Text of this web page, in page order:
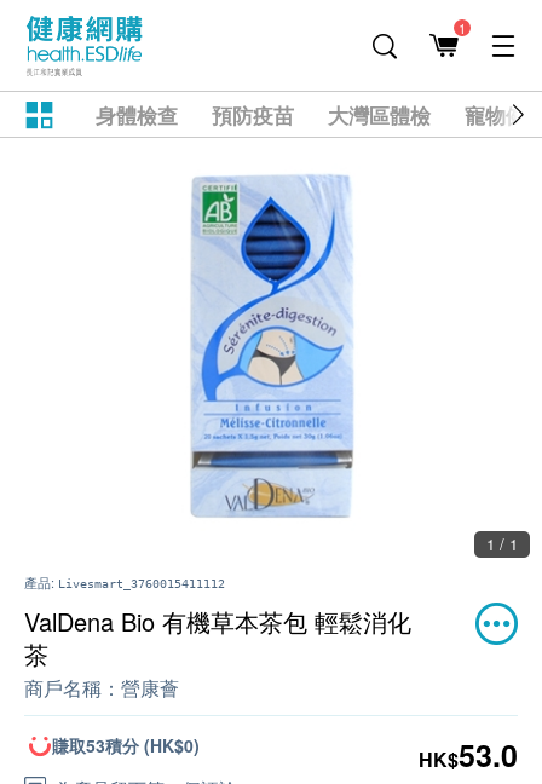
1
身體檢查 預防疫苗 大灣區體檢 寵物健
1 / 1
產品: Livesmart_3760015411112
ValDena Bio 有機草本茶包 輕鬆消化
茶
商戶名稱： 營康薈
賺取53積分 (HK$0) HK$53.0